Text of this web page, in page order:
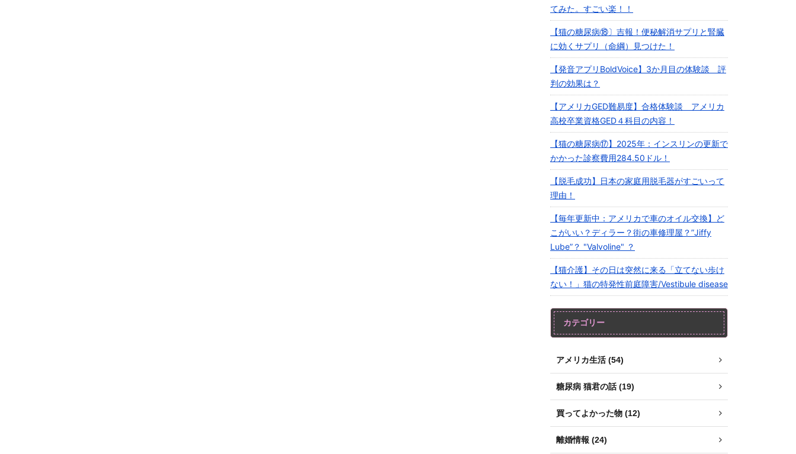
てみた。すごい楽！！
【猫の糖尿病⑱〕吉報！便秘解消サプリと腎臓
に効くサプリ（命綱）見つけた！
【発音アプリBoldVoice】3か月目の体験談 評
判の効果は？
【アメリカGED難易度】合格体験談 アメリカ
高校卒業資格GED４科目の内容！
【猫の糖尿病⑰】2025年：インスリンの更新で
かかった診察費用284.50ドル！
【脱毛成功】日本の家庭用脱毛器がすごいって
理由！
【毎年更新中：アメリカで車のオイル交換】ど
こがいい？ディラー？街の車修理屋？”Jiffy
Lube”？ "Valvoline" ？
【猫介護】その日は突然に来る「立てない歩け
ない！」猫の特発性前庭障害/Vestibule disease
カテゴリー
アメリカ生活 (54)
糖尿病 猫君の話 (19)
買ってよかった物 (12)
離婚情報 (24)